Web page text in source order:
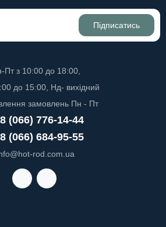
Підписатись
Пт з 10:00 до 18:00,
до 15:00, Нд- вихідний
замовлень Пн - Пт
(066) 776-14-44
(066) 684-95-55
rod.com.ua